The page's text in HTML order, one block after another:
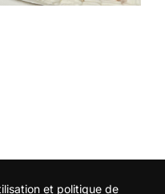
et politique de